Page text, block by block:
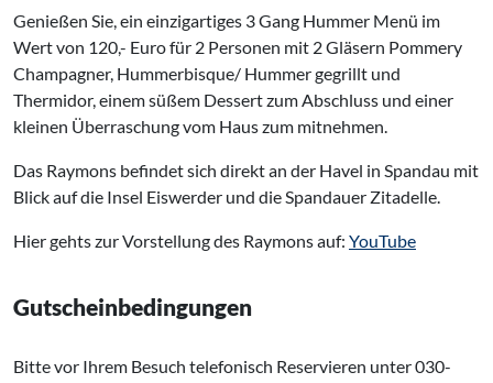
Genießen Sie, ein einzigartiges 3 Gang Hummer Menü im
Wert von 120,- Euro für 2 Personen mit 2 Gläsern Pommery
Champagner, Hummerbisque/ Hummer gegrillt und
Thermidor, einem süßem Dessert zum Abschluss und einer
kleinen Überraschung vom Haus zum mitnehmen.
Das Raymons befindet sich direkt an der Havel in Spandau mit
Blick auf die Insel Eiswerder und die Spandauer Zitadelle.
Hier gehts zur Vorstellung des Raymons auf: YouTube
Gutscheinbedingungen
Bitte vor Ihrem Besuch telefonisch Reservieren unter 030-